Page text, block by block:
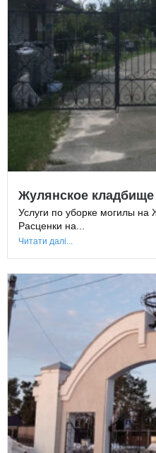
Жулянское кладбище
Услуги по уборке могилы
Расценки на...
Читати далі...